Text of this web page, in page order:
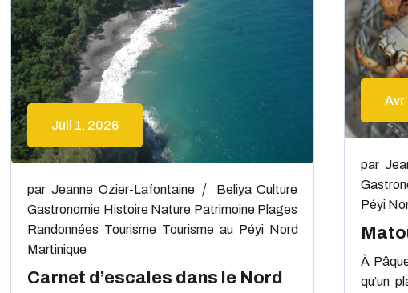
Juil 1, 2026
Carnet d’escales dans le Nord
parJeanne Ozier-Lafontaine Beliya Culture
Gastronomie Histoire Nature Patrimoine Plages
Randonnées Tourisme Tourisme au Péyi Nord
Martinique
Avr
par
Péyi
À
qu’un